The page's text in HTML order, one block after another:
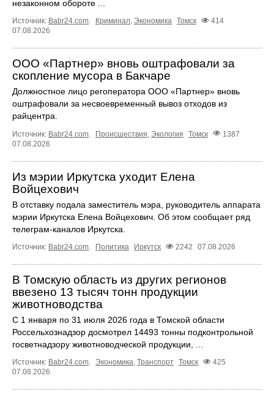
незаконном обороте ...
Источник: Babr24.com. Криминал, Экономика Томск
414
07.08.2026
ООО «Партнер» вновь оштрафовали за
скопление мусора в Бакчаре
Должностное лицо регоператора ООО «Партнер» вновь
оштрафовали за несвоевременный вывоз отходов из
райцентра.
Источник: Babr24.com Происшествия Экология Томск
1387
07.08.2026
Из мэрии Иркутска уходит Елена
Войцехович
В отставку подала заместитель мэра, руководитель аппарата
мэрии Иркутска Елена Войцехович. Об этом сообщает ряд
телеграм‑каналов Иркутска.
Источник: Babr24.com Политика Иркутск 2242 07.08.2026
В Томскую область из других регионов
ввезено 13 тысяч тонн продукции
животноводства
С 1 января по 31 июля 2026 года в Томской области
Россельхознадзор досмотрел 14493 тонны подконтрольной
госветнадзору животноводческой продукции, ...
Источник: Babr24.com. Экономика, Транспорт Томск
425
07.08.2026